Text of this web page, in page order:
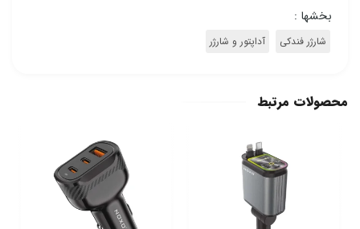
بخشها :
شارژر فندکی آداپتور و شارژر
محصولات مرتبط